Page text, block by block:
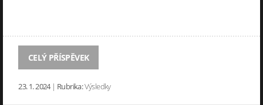
CELÝ PŘÍSPĚVEK
23. 1. 2024 | Rubrika:Výsledky